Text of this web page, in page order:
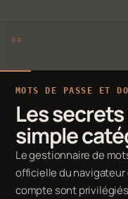
MOTS DE PASSE ET
Les
simple
Le gestionnaire de
officielle du navigateur
compte sont